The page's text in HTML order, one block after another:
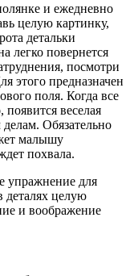
и ежедневно
целую картинку,
детальки
легко повернется
посмотри
этого предназначен
поля. Когда все
веселая
делам. Обязательно
малышу
похвала.
упражнение для
деталях целую
и воображение